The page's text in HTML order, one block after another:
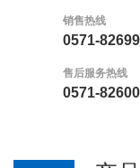
销售热线
0571-
售后服务热线
0571-